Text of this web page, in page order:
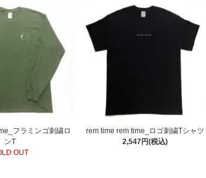
フラミンゴ刺繍ロ
ンT
OUT
rem time rem time_ロゴ刺繍Tシャツ
2,547円(税込)